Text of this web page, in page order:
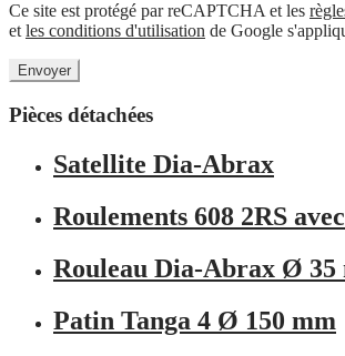
Ce site est protégé par reCAPTCHA et les
etles conditions d'utilisation de Google
Pièces détachées
Satellite Dia-Abrax
Roulements 608 2RS
Rouleau Dia-Abrax Ø 35
Patin Tanga 4 Ø 150 mm